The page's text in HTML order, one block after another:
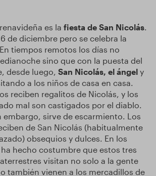
es la fiesta de San Nicolás
de diciembre pero se celebra la
tiempos remotos los días no
sino que con la puesta del
desde luego, San Nicolás, el ángel y
a los niños de casa en casa.
reciben regalitos de Nicolás, y los
mal son castigados por el diablo.
embargo, sirve de escarmiento. Los
de San Nicolás (habitualmente
obsequios y dulces. En los
hecho costumbre que estos tres
visitan no solo a la gente
también vienen a los mercadillos de